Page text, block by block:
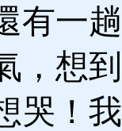
有一
，想
哭！